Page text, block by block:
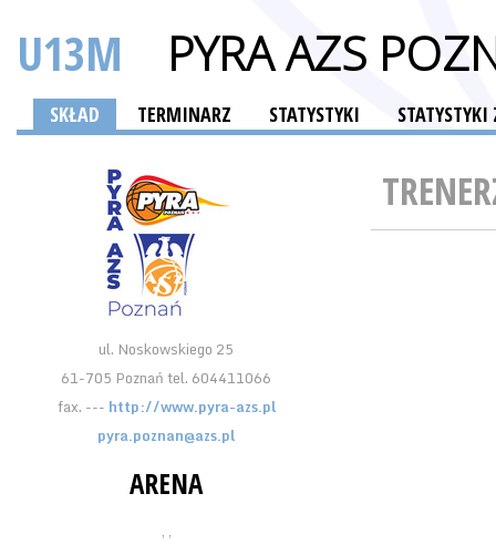
U13M PYRA AZS
SKŁAD TERMINARZ STATYSTYKI
ul. Noskowskiego 25
61-705 Poznań tel. 604411066
fax. --- http://www.pyra-azs.pl
pyra.poznan@azs.pl
ARENA
, ,